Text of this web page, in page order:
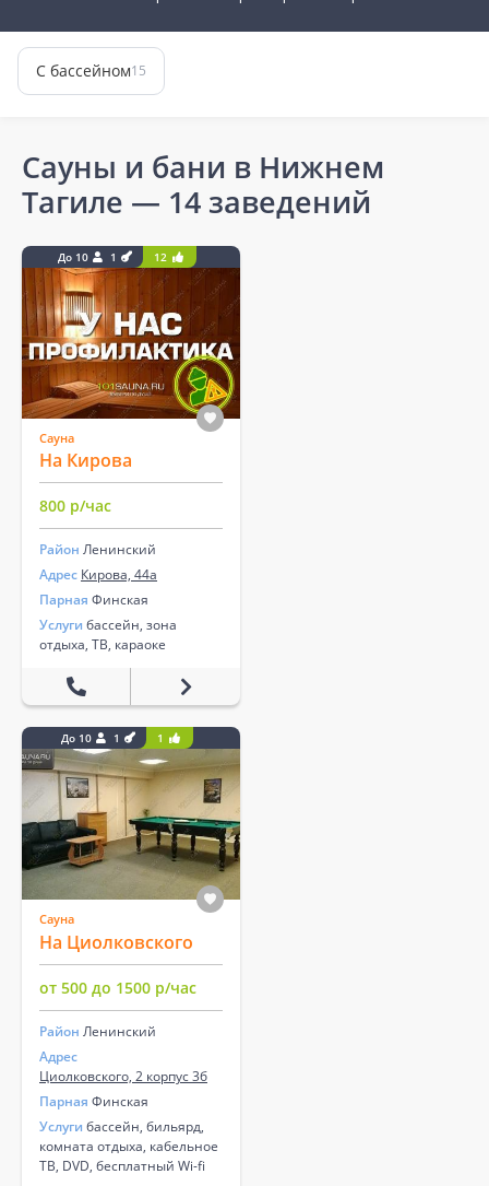
С бассейном15
Сауны и бани в Нижнем
Тагиле — 14 заведений
До 10 1 12
Сауна
На Кирова
800 р/час
Район Ленинский
Адрес Кирова, 44а
Парная Финская
Услуги бассейн, зона
отдыха, ТВ, караоке
До 10 1 1
Сауна
На Циолковского
от 500 до 1500 р/час
Район Ленинский
Адрес
Циолковского, 2 корпус 3б
Парная Финская
Услуги бассейн, бильярд,
комната отдыха, кабельное
ТВ, DVD, бесплатный Wi-fi